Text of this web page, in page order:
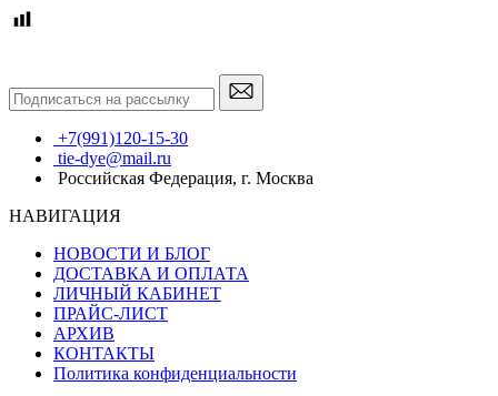
+7(991)120-15-30
tie-dye@mail.ru
Российская Федерация, г. Москва
НАВИГАЦИЯ
НОВОСТИ И БЛОГ
ДОСТАВКА И ОПЛАТА
ЛИЧНЫЙ КАБИНЕТ
ПРАЙС-ЛИСТ
АРХИВ
КОНТАКТЫ
Политика конфиденциальности